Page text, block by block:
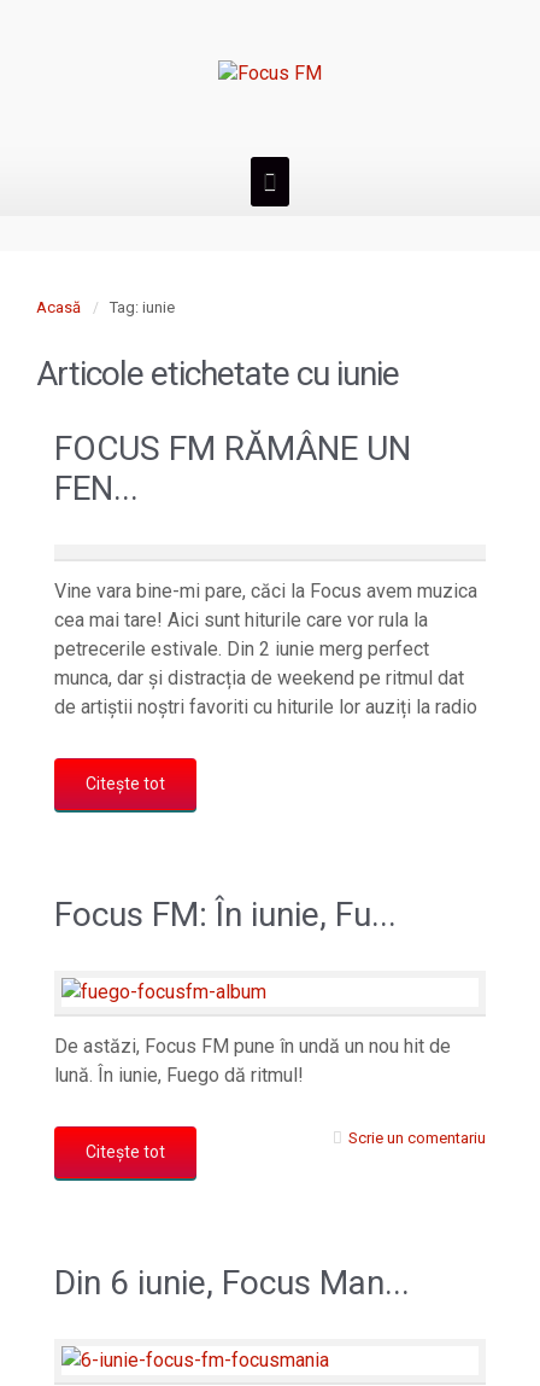
Acasă Tag: iunie
Articole etichetate cu iunie
FOCUS FM RĂMÂNE UN
FEN...
Vine vara bine-mi pare, căci la Focus avem muzica
cea mai tare! Aici sunt hiturile care vor rula la
petrecerile estivale. Din 2 iunie merg perfect
munca, dar și distracția de weekend pe ritmul dat
de artiștii noștri favoriti cu hiturile lor auziți la radio
Citește tot
Focus FM: În iunie, Fu...
De astăzi, Focus FM pune în undă un nou hit de
lună. În iunie, Fuego dă ritmul!
Citește tot
Scrie un comentariu
Din 6 iunie, Focus Man...